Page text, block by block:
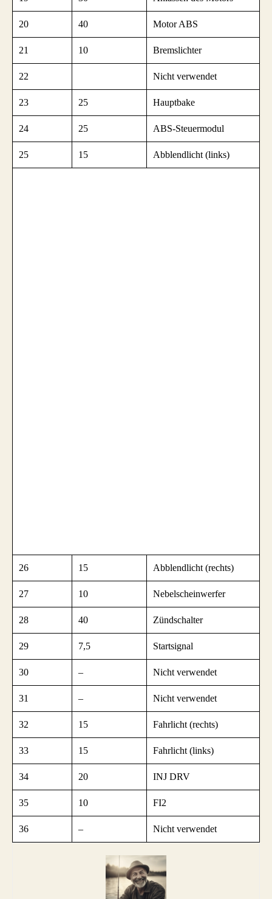
20 40 Motor ABS
21 10 Bremslichter
22 Nicht verwendet
23 25 Hauptbake
24 25 ABS-Steuermodul
25 15 Abblendlicht (links)
26 15 Abblendlicht (rechts)
27 10 Nebelscheinwerfer
28 40 Zündschalter
29 7,5 Startsignal
30 – Nicht verwendet
31 – Nicht verwendet
32 15 Fahrlicht (rechts)
33 15 Fahrlicht (links)
34 20 INJ DRV
35 10 FI2
36 – Nicht verwendet